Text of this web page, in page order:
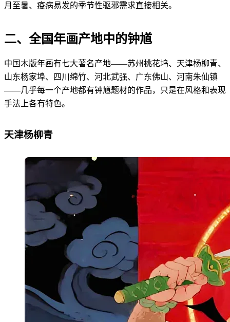
月至暑、疫病易发的季节性驱邪需求直接相关。
二、全国年画产地中的钟馗
中国木版年画有七大著名产地——苏州桃花坞、天津杨柳青、
山东杨家埠、四川绵竹、河北武强、广东佛山、河南朱仙镇
——几乎每一个产地都有钟馗题材的作品，只是在风格和表现
手法上各有特色。
天津杨柳青